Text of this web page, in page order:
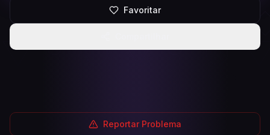
Favoritar
Reportar Problema